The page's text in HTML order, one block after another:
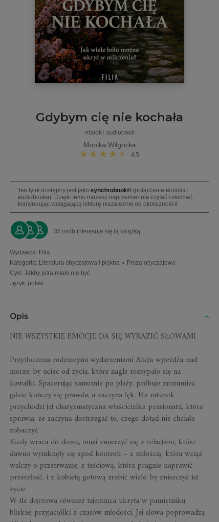
Gdybym cię nie kochała
ebook i audiobook
Monika Wilgocka
4,5
Ten tytuł dostępny jest jako synchrobook® (połączenie ebooka i
audiobooka). Dzięki temu możesz naprzemiennie czytać i słuchać,
kontynuując wciągającą lekturę niezależnie od okoliczności!
35 osób interesuje się tą książką
Wydawca: Filia
Kategoria: Literatura obyczajowa i piękna • Proza obyczajowa
Cykl: Jakby jutra miało nie być
Język: polski
Opis
NIE WSZYSTKIE EMOCJE DA SIĘ WYRAZIĆ SŁOWAMI
Przytłoczona rodzinnymi wydarzeniami Alicja wyjeżdża nad
morze, by uciec od życia, które nagle rozsypało się na
kawałki. Spacerując samotnie po plaży, próbuje zrozumieć,
gdzie kończy się prawda, a zaczyna lęk. Na ratunek
przychodzi jej charyzmatyczna właścicielka pensjonatu, która
sprawia, że zaczyna dostrzegać to, czego dotąd nie chciała
zobaczyć.
Kiedy wraca do domu, musi zmierzyć się z relacjami, które
dawno wymknęły się spod kontroli – z miłością, która wciąż
walczy o przetrwanie, z teściową, która pragnie naprawić
przeszłość, i z kobietą gotową zrobić wiele, by zniszczyć jej
życie.
W tle dojrzewa również tajemnica ukryta w pamiętniku
bliskiej przyjaciółki z czasów młodości. Jej słowa poprowadzą